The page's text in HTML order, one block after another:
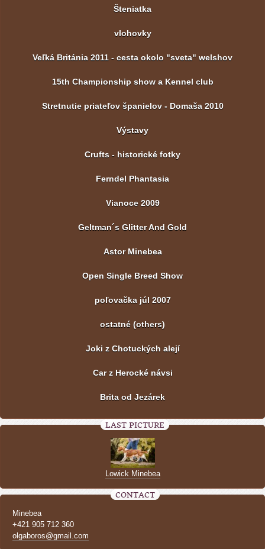
Šteniatka
vlohovky
Veľká Británia 2011 - cesta okolo "sveta" welshov
15th Championship show a Kennel club
Stretnutie priateľov španielov - Domaša 2010
Výstavy
Crufts - historické fotky
Ferndel Phantasia
Vianoce 2009
Geltman´s Glitter And Gold
Astor Minebea
Open Single Breed Show
poľovačka júl 2007
ostatné (others)
Joki z Chotuckých alejí
Car z Herocké návsi
Brita od Jezárek
LAST PICTURE
Lowick Minebea
CONTACT
Minebea
+421 905 712 360
olgaboros@gmail.com